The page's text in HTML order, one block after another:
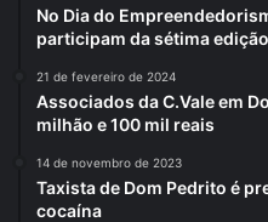
No Dia do
participam da sétima
21 de fevereiro de 2024
Associados da C.Vale em
milhão e 100 mil reais
14 de novembro de 2023
Taxista de Dom Pedrito é
cocaína